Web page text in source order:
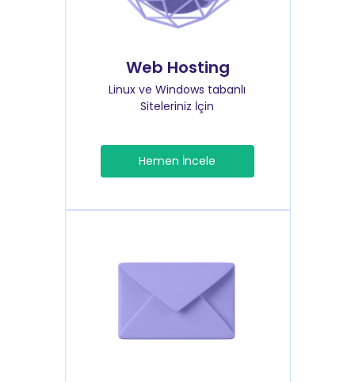
Web Hosting
Linux ve Windows tabanlı
Siteleriniz İçin
Hemen İncele